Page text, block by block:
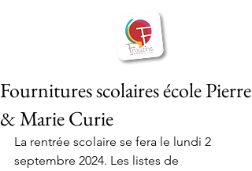
Fournitures scolaires école Pierre
& Marie Curie
La rentrée scolaire se fera le lundi 2
septembre 2024. Les listes de